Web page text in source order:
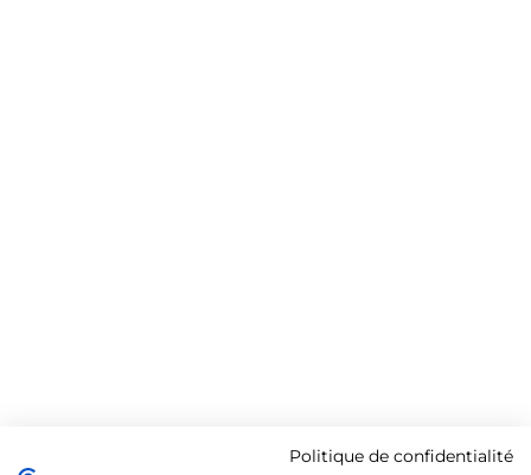
Politique de confidentialité